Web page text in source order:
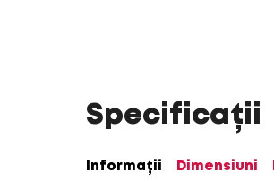
Specificații
Informații Dimensiuni